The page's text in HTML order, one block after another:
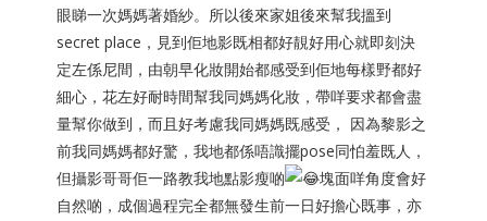
眼睇一次媽媽著婚紗。所以後來家姐後來幫我搵到
secret place，見到佢地影既相都好靚好用心就即刻決
定左係尼間，由朝早化妝開始都感受到佢地每樣野都好
細心，花左好耐時間幫我同媽媽化妝，帶咩要求都會盡
量幫你做到，而且好考慮我同媽媽既感受， 因為黎影之
前我同媽媽都好驚，我地都係唔識擺pose同怕羞既人，
但攝影哥哥佢一路教我地點影瘦啲
塊面咩角度會好
自然啲，成個過程完全都無發生前一日好擔心既事，亦